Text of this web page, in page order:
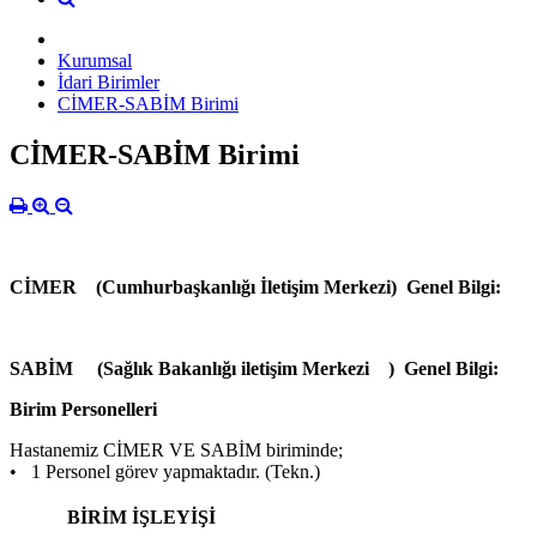
Kurumsal
İdari Birimler
CİMER-SABİM Birimi
CİMER-SABİM Birimi
CİMER (Cumhurbaşkanlığı İletişim Merkezi) Genel Bilgi:
SABİM (Sağlık Bakanlığı iletişim Merkezi ) Genel Bilgi:
Birim Personelleri
Hastanemiz CİMER VE SABİM biriminde;
•
1 Personel görev yapmaktadır. (Tekn.)
BİRİM İŞLEYİŞİ